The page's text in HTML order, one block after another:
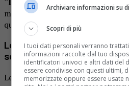
merito alle dichiarazioni forti
quando ha asserito che
Le dichiarazioni di Laura
scalpore
Le dichiarazioni che hanno
Archiviare informazioni su
Scopri di più
I tuoi dati personali verranno
informazioni raccolte dal tuo
identificatori univoci e altri dati del
essere condivise con questi ultimi,
memorizzate oppure essere usate